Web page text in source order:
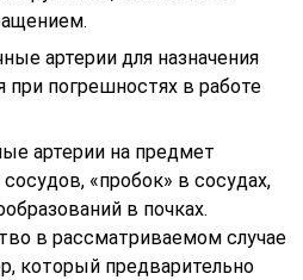
артерии для назначения
при погрешностях в работе
артерии на предмет
«пробок» в сосудах,
в почках.
в рассматриваемом случае
который предварительно